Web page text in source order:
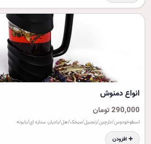
انواع دمنوش
290,000 تومان
اسطوخودوس/دارچین/زنجبیل/میخک/هل/بادیان ستاره ای/بابونه
➕ افزودن